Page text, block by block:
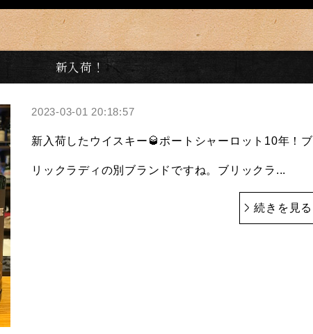
新入荷！
2023-03-01 20:18:57
新入荷したウイスキー🥃ポートシャーロット10年！ブ
リックラディの別ブランドですね。ブリックラ...
続きを見る